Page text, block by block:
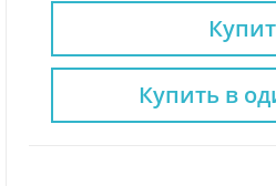
Купить в